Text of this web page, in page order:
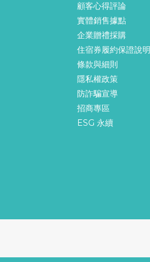
顧客心得評論
實體銷售據點
企業贈禮採購
住宿券履約保證說明
條款與細則
隱私權政策
防詐騙宣導
招商專區
ESG 永續